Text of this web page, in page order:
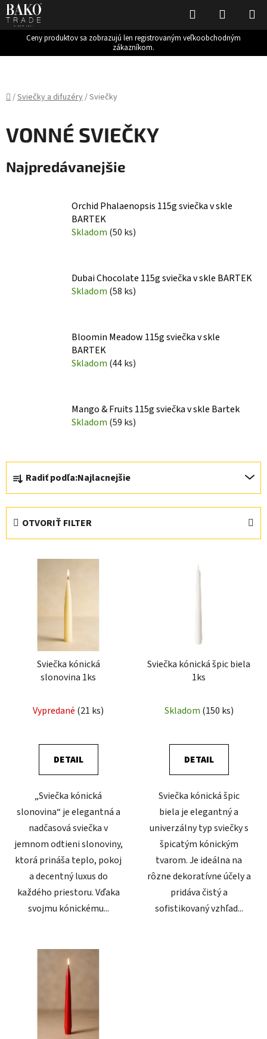
Ceny produktov sa zobrazujú len registrovaným veľkoobchodným
zákazníkom.
Hľadať
KOŠÍK
Domov
/Sviečky a difuzéry/Sviečky
VONNÉ SVIEČKY
Najpredávanejšie
Orchid Phalaenopsis 115g sviečka v skle
BARTEK
Skladom (50 ks)
Dubai Chocolate 115g sviečka v skle BARTEK
Skladom (58 ks)
Bloomin Meadow 115g sviečka v skle
BARTEK
Skladom (44 ks)
Mango & Fruits 115g sviečka v skle Bartek
Skladom (59 ks)
R
a
d
Radiť podľa:Najlacnejšie
OTVORIŤ FILTER
Sviečka kónická
slonovina 1ks
Vypredané (21 ks)
DETAIL
„Sviečka kónická
slonovina“ je elegantná a
nadčasová sviečka v
jemnom odtieni slonoviny,
ktorá prináša teplo, pokoj
a decentný luxus do
každého priestoru. Vďaka
svojmu kónickému...
Sviečka kónická špic biela
1ks
Skladom (150 ks)
DETAIL
Sviečka kónická špic
biela je elegantný a
univerzálny typ sviečky s
špicatým kónickým
tvarom. Je ideálna na
rôzne dekoratívne účely a
pridáva čistý a
sofistikovaný vzhľad...